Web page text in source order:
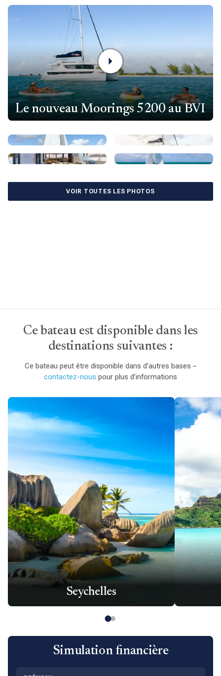
Le nouveau Moorings 5200 au BVI
VOIR TOUTES LES PHOTOS
Ce bateau est disponible dans les
destinations suivantes :
Ce bateau peut être disponible dans d’autres bases –
contactez-nous pour plus d’informations
Seychelles
Simulation financière